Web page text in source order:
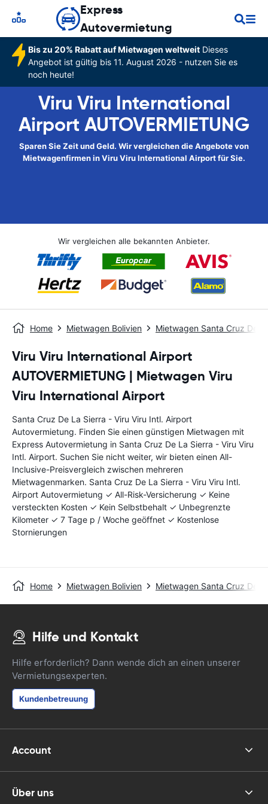
Express
Autovermietung
Bis zu 20% Rabatt auf Mietwagen weltweitDieses
Angebot ist gültig bis 11. August 2026 - nutzen Sie es
noch heute!
Viru Viru International
Airport AUTOVERMIETUNG
Sparen Sie Zeit und Geld. Wir vergleichen die Angebote von
Mietwagenfirmen in Viru Viru International Airport für Sie.
Wir vergleichen alle bekannten Anbieter.
Home Mietwagen Bolivien Mietwagen Santa Cruz De
Viru Viru International Airport
AUTOVERMIETUNG | Mietwagen Viru
Viru International Airport
Santa Cruz De La Sierra - Viru Viru Intl. Airport
Autovermietung. Finden Sie einen günstigen Mietwagen mit
Express Autovermietung in Santa Cruz De La Sierra - Viru Viru
Intl. Airport. Suchen Sie nicht weiter, wir bieten einen All-
Inclusive-Preisvergleich zwischen mehreren
Mietwagenmarken. Santa Cruz De La Sierra - Viru Viru Intl.
Airport Autovermietung ✓ All-Risk-Versicherung ✓ Keine
versteckten Kosten ✓ Kein Selbstbehalt ✓ Unbegrenzte
Kilometer ✓ 7 Tage p / Woche geöffnet ✓ Kostenlose
Stornierungen
Home Mietwagen Bolivien Mietwagen Santa Cruz De
Hilfe und Kontakt
Hilfe erforderlich? Dann wende dich an einen unserer
Vermietungsexperten.
Kundenbetreuung
Account
Über uns